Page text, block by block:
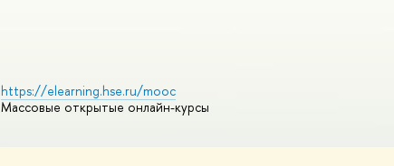
https://elearning.hse.ru/mooc
Массовые открытые онлайн-курсы